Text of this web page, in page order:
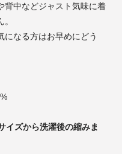
背中などジャスト気味に着
になる方はお早めにどう
イズから洗濯後の縮みま